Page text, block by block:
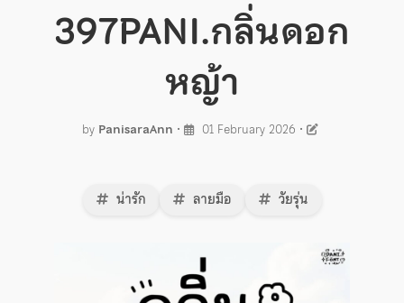
397PANI.กลิ่นดอก
หญ้า
by PanisaraAnn • 01 February 2026 •
น่ารัก ลายมือ วัยรุ่น